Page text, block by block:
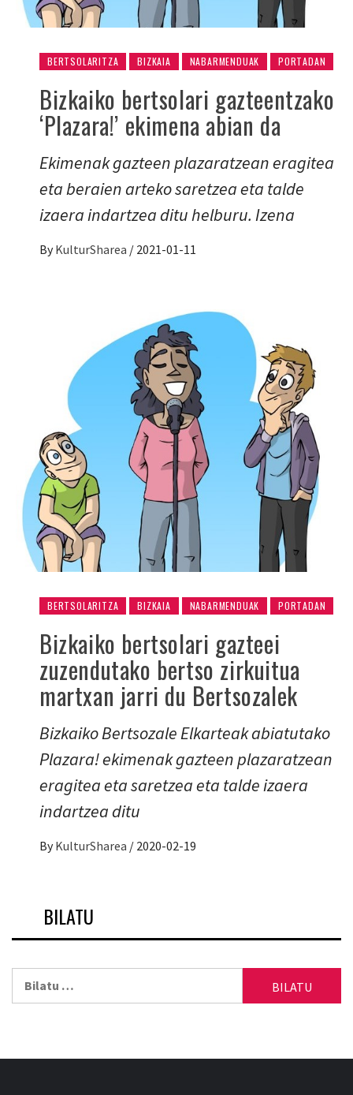
BERTSOLARITZA BIZKAIA NABARMENDUAK PORTADAN
Bizkaiko bertsolari gazteentzako
‘Plazara!’ ekimena abian da
Ekimenak gazteen plazaratzean eragitea
eta beraien arteko saretzea eta talde
izaera indartzea ditu helburu. Izena
By KulturSharea / 2021-01-11
BERTSOLARITZA BIZKAIA NABARMENDUAK PORTADAN
Bizkaiko bertsolari gazteei
zuzendutako bertso zirkuitua
martxan jarri du Bertsozalek
Bizkaiko Bertsozale Elkarteak abiatutako
Plazara! ekimenak gazteen plazaratzean
eragitea eta saretzea eta talde izaera
indartzea ditu
By KulturSharea / 2020-02-19
BILATU